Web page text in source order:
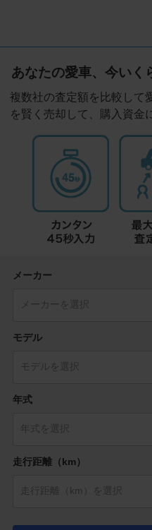
あなたの愛車、今いく
複数社の査定額を比較して
を賢く売却して、購入資金
メーカー
モデル
年式
走行距離（km）